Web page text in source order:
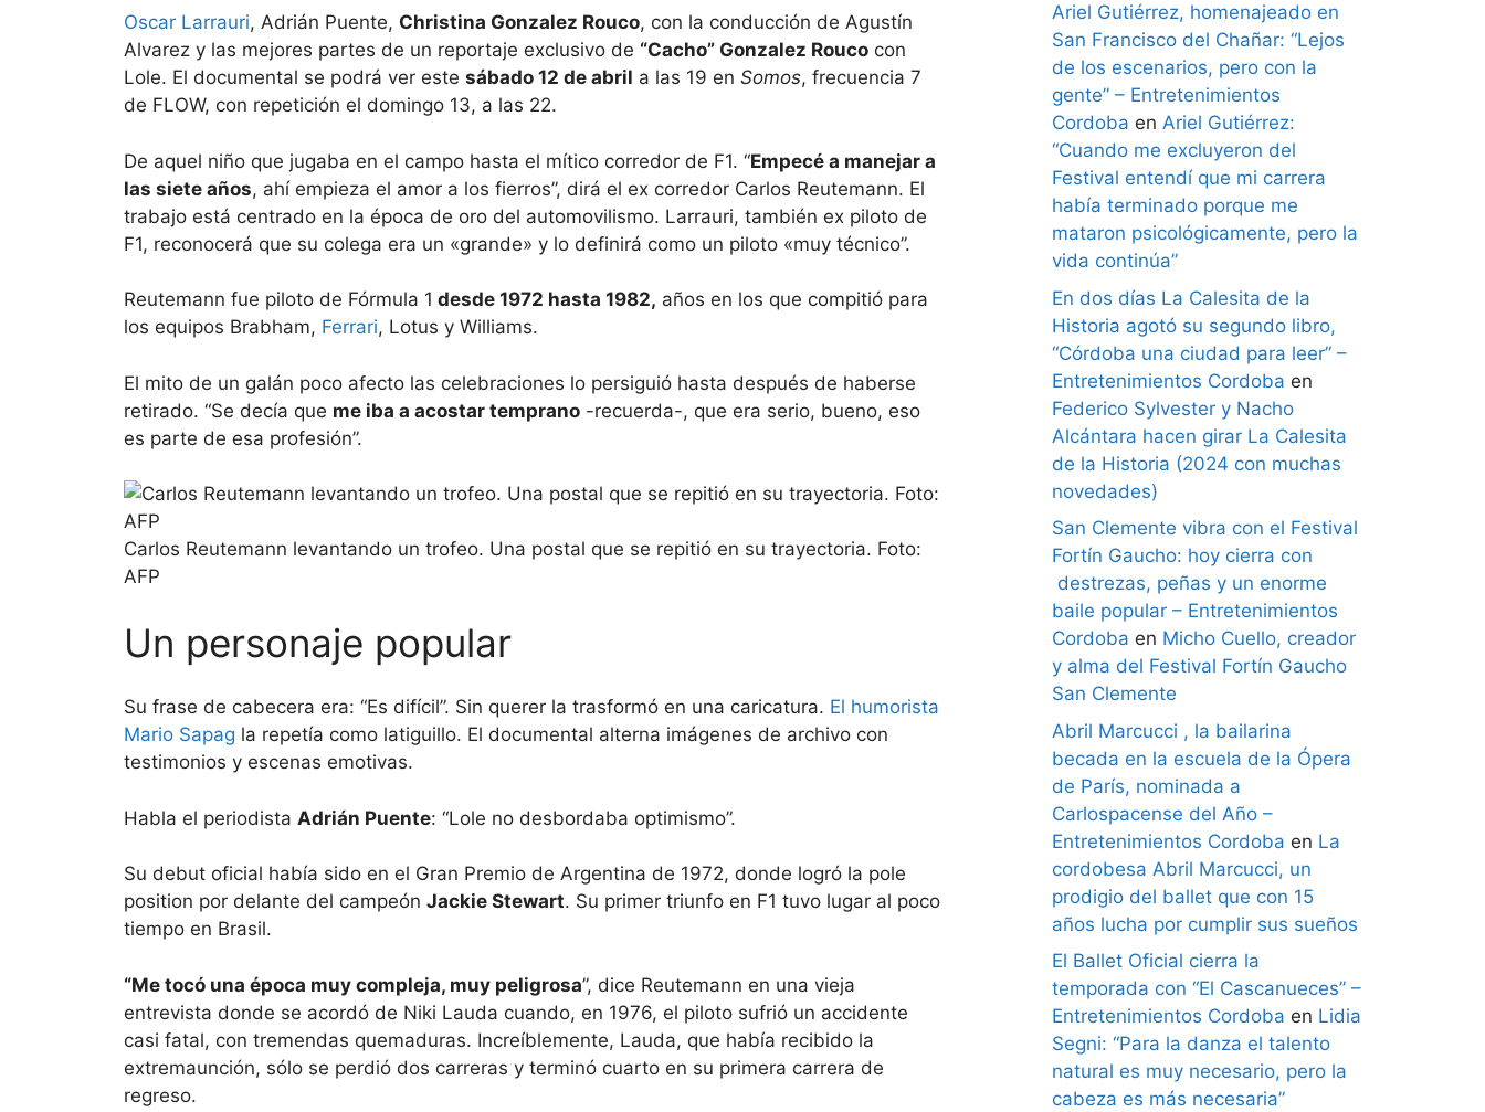
Oscar Larrauri, Adrián Puente, Christina Gonzalez Rouco, con la conducción de Agustín
Alvarez y las mejores partes de un reportaje exclusivo de “Cacho” Gonzalez Rouco con
Lole. El documental se podrá ver este sábado 12 de abril a las 19 en Somos, frecuencia 7
de FLOW, con repetición el domingo 13, a las 22.
De aquel niño que jugaba en el campo hasta el mítico corredor de F1. “Empecé a manejar a
las siete años, ahí empieza el amor a los fierros”, dirá el ex corredor Carlos Reutemann. El
trabajo está centrado en la época de oro del automovilismo. Larrauri, también ex piloto de
F1, reconocerá que su colega era un «grande» y lo definirá como un piloto «muy técnico”.
Reutemann fue piloto de Fórmula 1 desde 1972 hasta 1982, años en los que compitió para
los equipos Brabham, Ferrari, Lotus y Williams.
El mito de un galán poco afecto las celebraciones lo persiguió hasta después de haberse
retirado. “Se decía que me iba a acostar temprano -recuerda-, que era serio, bueno, eso
es parte de esa profesión”.
Carlos Reutemann levantando un trofeo. Una postal que se repitió en su trayectoria. Foto:
AFP
Un personaje popular
Su frase de cabecera era: “Es difícil”. Sin querer la trasformó en una caricatura. El humorista
Mario Sapag la repetía como latiguillo. El documental alterna imágenes de archivo con
testimonios y escenas emotivas.
Habla el periodista Adrián Puente: “Lole no desbordaba optimismo”.
Su debut oficial había sido en el Gran Premio de Argentina de 1972, donde logró la pole
position por delante del campeón Jackie Stewart. Su primer triunfo en F1 tuvo lugar al poco
tiempo en Brasil.
“Me tocó una época muy compleja, muy peligrosa”, dice Reutemann en una vieja
entrevista donde se acordó de Niki Lauda cuando, en 1976, el piloto sufrió un accidente
casi fatal, con tremendas quemaduras. Increíblemente, Lauda, que había recibido la
extremaunción, sólo se perdió dos carreras y terminó cuarto en su primera carrera de
regreso.
Ariel Gutiérrez, homenajeado en
San Francisco del Chañar: “Lejos
de los escenarios, pero con la
gente” – Entretenimientos
Cordoba en Ariel Gutiérrez:
“Cuando me excluyeron del
Festival entendí que mi carrera
había terminado porque me
mataron psicológicamente, pero la
vida continúa”
En dos días La Calesita de la
Historia agotó su segundo libro,
“Córdoba una ciudad para leer” –
Entretenimientos Cordoba en
Federico Sylvester y Nacho
Alcántara hacen girar La Calesita
de la Historia (2024 con muchas
novedades)
San Clemente vibra con el Festival
Fortín Gaucho: hoy cierra con
destrezas, peñas y un enorme
baile popular – Entretenimientos
Cordoba en Micho Cuello, creador
y alma del Festival Fortín Gaucho
San Clemente
Abril Marcucci , la bailarina
becada en la escuela de la Ópera
de París, nominada a
Carlospacense del Año –
Entretenimientos Cordoba en La
cordobesa Abril Marcucci, un
prodigio del ballet que con 15
años lucha por cumplir sus sueños
El Ballet Oficial cierra la
temporada con “El Cascanueces” –
Entretenimientos Cordoba en Lidia
Segni: “Para la danza el talento
natural es muy necesario, pero la
cabeza es más necesaria”